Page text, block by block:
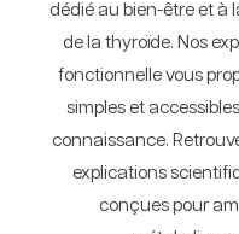
dédié au bien-être et à
de la thyroïde. Nos
fonctionnelle vous
simples et
connaissance.
explications
conçues pour